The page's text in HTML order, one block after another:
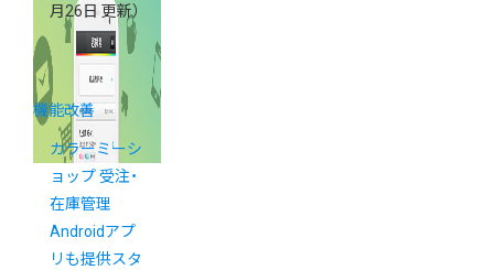
月26日 更新）
機能改善
カラーミーシ
ョップ 受注・
在庫管理
Androidアプ
リも提供スタ